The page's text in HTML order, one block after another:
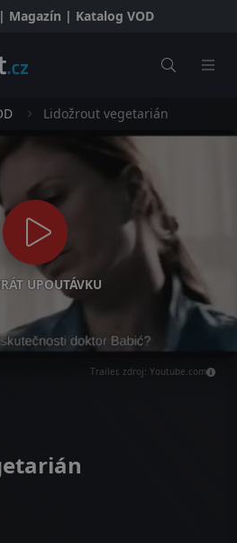
Magazín | Katalog VOD
Lidožrout vegetarián
UPOUTÁVKU
Trailer, zdroj: Youtube.com